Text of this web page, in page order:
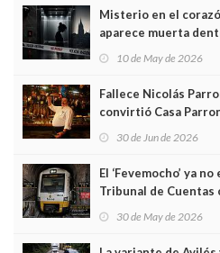
Misterio en el
aparece muerta
edificio y las
10 de May de 2026
Fallece Nicolás
convirtió Casa
Asturias en Madrid
30 de Jun de 2026
El ‘Fevemocho’ ya
Tribunal de Cuentas
sobrecoste de los
30 de May de 2026